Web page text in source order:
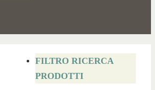
FILTRO RICERCA
PRODOTTI